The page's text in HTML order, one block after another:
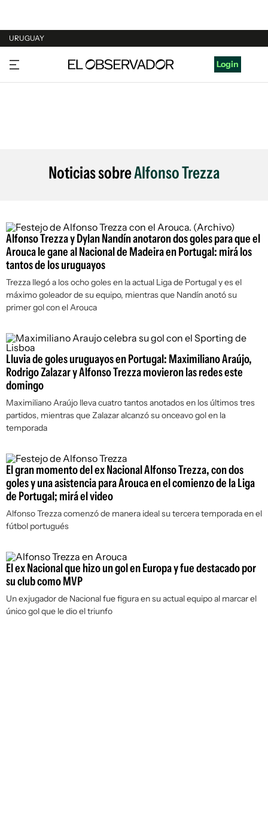
URUGUAY
URUGUAY
ARGENTINA
Login
Noticias sobreAlfonso Trezza
Alfonso Trezza y Dylan Nandín anotaron dos goles para que el
Arouca le gane al Nacional de Madeira en Portugal: mirá los
tantos de los uruguayos
Trezza llegó a los ocho goles en la actual Liga de Portugal y es el
máximo goleador de su equipo, mientras que Nandín anotó su
primer gol con el Arouca
Lluvia de goles uruguayos en Portugal: Maximiliano Araújo,
Rodrigo Zalazar y Alfonso Trezza movieron las redes este
domingo
Maximiliano Araújo lleva cuatro tantos anotados en los últimos tres
partidos, mientras que Zalazar alcanzó su onceavo gol en la
temporada
El gran momento del ex Nacional Alfonso Trezza, con dos
goles y una asistencia para Arouca en el comienzo de la Liga
de Portugal; mirá el video
Alfonso Trezza comenzó de manera ideal su tercera temporada en el
fútbol portugués
El ex Nacional que hizo un gol en Europa y fue destacado por
su club como MVP
Un exjugador de Nacional fue figura en su actual equipo al marcar el
único gol que le dio el triunfo